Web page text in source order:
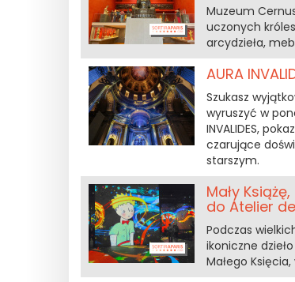
Muzeum
uczonych
arcydzieła,
AURA
Szukasz
wyruszyć w
INVALIDES,
czarujące
starszym.
Mały
do Atelier
Podczas
ikoniczne
Małego